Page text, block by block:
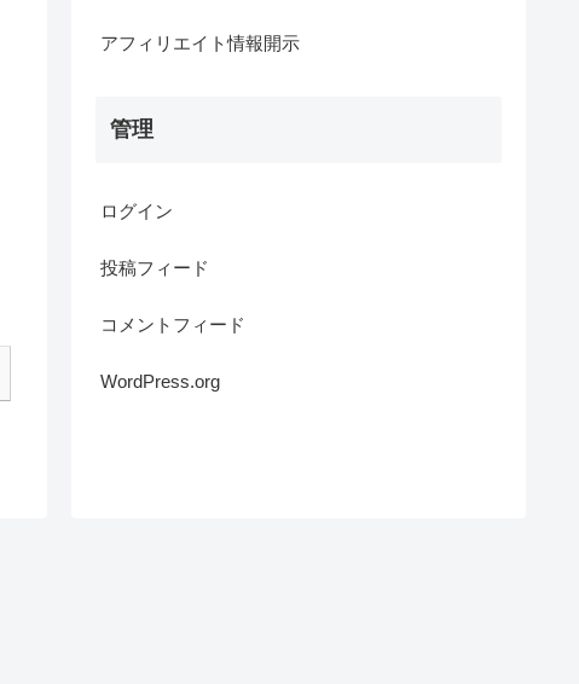
アフィリエイト情報開示
管理
ログイン
投稿フィード
コメントフィード
WordPress.org